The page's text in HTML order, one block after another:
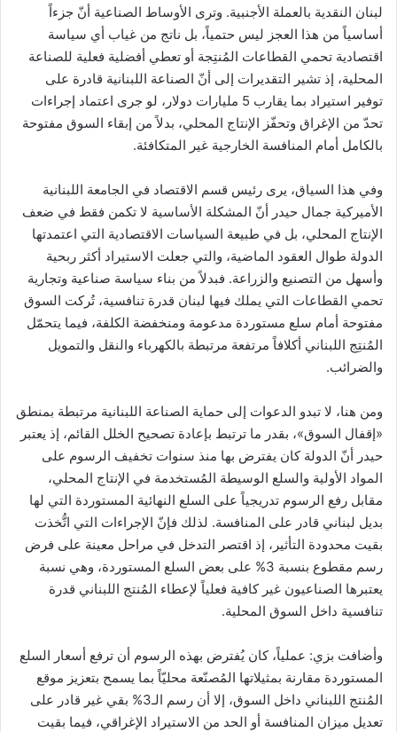
لبنان النقدية بالعملة الأجنبية. وترى الأوساط الصناعية أنّ جزءاً
أساسياً من هذا العجز ليس حتمياً، بل ناتج من غياب أي سياسة
اقتصادية تحمي القطاعات المُنتِجة أو تعطي أفضلية فعلية للصناعة
المحلية، إذ تشير التقديرات إلى أنّ الصناعة اللبنانية قادرة على
توفير استيراد بما يقارب 5 مليارات دولار، لو جرى اعتماد إجراءات
تحدّ من الإغراق وتحفّز الإنتاج المحلي، بدلاً من إبقاء السوق مفتوحة
بالكامل أمام المنافسة الخارجية غير المتكافئة.
وفي هذا السياق، يرى رئيس قسم الاقتصاد في الجامعة اللبنانية
الأميركية جمال حيدر أنّ المشكلة الأساسية لا تكمن فقط في ضعف
الإنتاج المحلي، بل في طبيعة السياسات الاقتصادية التي اعتمدتها
الدولة طوال العقود الماضية، والتي جعلت الاستيراد أكثر ربحية
وأسهل من التصنيع والزراعة. فبدلاً من بناء سياسة صناعية وتجارية
تحمي القطاعات التي يملك فيها لبنان قدرة تنافسية، تُركت السوق
مفتوحة أمام سلع مستوردة مدعومة ومنخفضة الكلفة، فيما يتحمّل
المُنتِج اللبناني أكلافاً مرتفعة مرتبطة بالكهرباء والنقل والتمويل
والضرائب.
ومن هنا، لا تبدو الدعوات إلى حماية الصناعة اللبنانية مرتبطة بمنطق
«إقفال السوق»، بقدر ما ترتبط بإعادة تصحيح الخلل القائم، إذ يعتبر
حيدر أنّ الدولة كان يفترض بها منذ سنوات تخفيف الرسوم على
المواد الأولية والسلع الوسيطة المُستخدمة في الإنتاج المحلي،
مقابل رفع الرسوم تدريجياً على السلع النهائية المستوردة التي لها
بديل لبناني قادر على المنافسة. لذلك فإنّ الإجراءات التي اتُّخذت
بقيت محدودة التأثير، إذ اقتصر التدخل في مراحل معينة على فرض
رسم مقطوع بنسبة 3% على بعض السلع المستوردة، وهي نسبة
يعتبرها الصناعيون غير كافية فعلياً لإعطاء المُنتج اللبناني قدرة
تنافسية داخل السوق المحلية.
وأضافت بزي: عملياً، كان يُفترض بهذه الرسوم أن ترفع أسعار السلع
المستوردة مقارنة بمثيلاتها المُصنّعة محليّاً بما يسمح بتعزيز موقع
المُنتج اللبناني داخل السوق، إلا أن رسم الـ3% بقي غير قادر على
تعديل ميزان المنافسة أو الحد من الاستيراد الإغراقي، فيما بقيت